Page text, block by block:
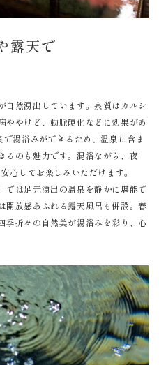
露天で
自然湧出しています。泉質はカルシ
ややけど、動脈硬化などに効果があ
湯浴みができるため、温泉に含ま
るのも魅力です。混浴ながら、夜
心してお楽しみいただけます。
では足元湧出の温泉を静かに堪能で
開放感あふれる露天風呂も併設。春
季折々の自然美が湯浴みを彩り、心